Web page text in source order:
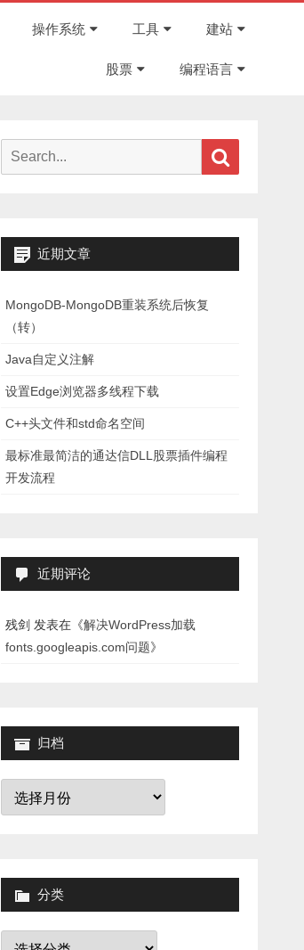
操作系统 工具 建站
股票 编程语言
Search
近期文章
MongoDB-MongoDB重装系统后恢复
（转）
Java自定义注解
设置Edge浏览器多线程下载
C++头文件和std命名空间
最标准最简洁的通达信DLL股票插件编程
开发流程
近期评论
残剑 发表在《解决WordPress加载
fonts.googleapis.com问题》
归档
归
分类
分